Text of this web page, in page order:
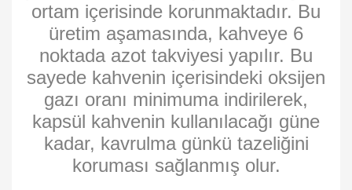
ortam içerisinde korunmaktadır. Bu
üretim aşamasında, kahveye 6
noktada azot takviyesi yapılır. Bu
sayede kahvenin içerisindeki oksijen
gazı oranı minimuma indirilerek,
kapsül kahvenin kullanılacağı güne
kadar, kavrulma günkü tazeliğini
koruması sağlanmış olur.